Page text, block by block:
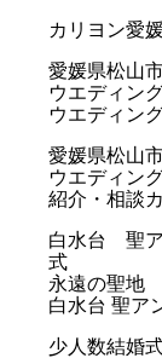
カリヨン愛
愛媛県松山
ウエディン
ウエディン
愛媛県松山
ウエディン
紹介・相談
白水台 聖
式
永遠の聖地
白水台 聖ア
少人数結婚